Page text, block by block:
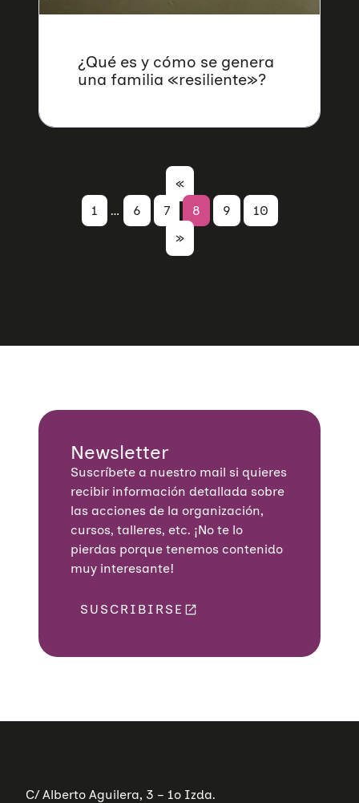
¿Qué es y cómo se genera
una familia «resiliente»?
«
1
… 6 7 8 9
10
»
Newsletter
Suscríbete a nuestro mail si quieres
recibir información detallada sobre
las acciones de la organización,
cursos, talleres, etc. ¡No te lo
pierdas porque tenemos contenido
muy interesante!
SUSCRIBIRSE
C/ Alberto Aguilera, 3 – 1º Izda.